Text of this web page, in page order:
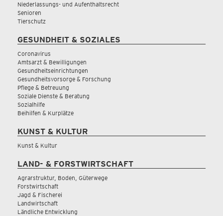
Niederlassungs- und Aufenthaltsrecht
Senioren
Tierschutz
GESUNDHEIT & SOZIALES
Coronavirus
Amtsarzt & Bewilligungen
Gesundheitseinrichtungen
Gesundheitsvorsorge & Forschung
Pflege & Betreuung
Soziale Dienste & Beratung
Sozialhilfe
Beihilfen & Kurplätze
KUNST & KULTUR
Kunst & Kultur
LAND- & FORSTWIRTSCHAFT
Agrarstruktur, Boden, Güterwege
Forstwirtschaft
Jagd & Fischerei
Landwirtschaft
Ländliche Entwicklung